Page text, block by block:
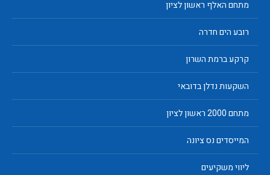
מתחם האלף ראשון לציון
רובע הים חדרה
קרקע ברמת השרון
השקעות נדלן בדובאי
מתחם 2000 ראשון לציון
המייסדים נס ציונה
ליווי משקיעים